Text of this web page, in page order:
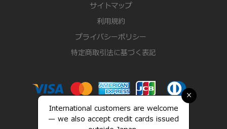
×
International customers are welcome
— we also accept credit cards issued
サイトマップ
利用規約
プライバシーポリシー
特定商取引法に基づく表記